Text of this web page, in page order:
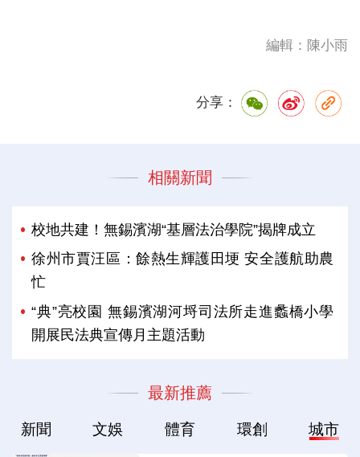
編輯：陳小雨
分享：
相關新聞
校地共建！無錫濱湖“基層法治學院”揭牌成立
徐州市賈汪區：餘熱生輝護田埂 安全護航助農
忙
“典”亮校園 無錫濱湖河埒司法所走進蠡橋小學
開展民法典宣傳月主題活動
最新推薦
新聞 文娛 體育 環創 城市